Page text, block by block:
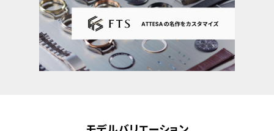
ホーム/ローカルタイム切替機能
パーフェックス(JIS1種耐磁、衝撃検知機
能、針自動補正機能)
アラーム
CITIZENご登録で国内保証5年間)